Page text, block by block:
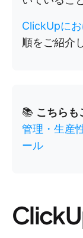
ClickUpに
順をご紹介
📚 こちらも
管理・生産
ール